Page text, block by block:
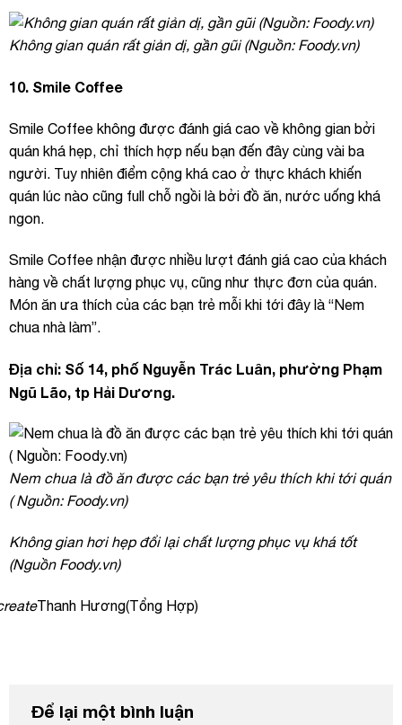
Không gian quán rất giản dị, gần gũi (Nguồn: Foody.vn)
10. Smile Coffee
Smile Coffee không được đánh giá cao về không gian bởi
quán khá hẹp, chỉ thích hợp nếu bạn đến đây cùng vài ba
người. Tuy nhiên điểm cộng khá cao ở thực khách khiến
quán lúc nào cũng full chỗ ngồi là bởi đồ ăn, nước uống khá
ngon.
Smile Coffee nhận được nhiều lượt đánh giá cao của khách
hàng về chất lượng phục vụ, cũng như thực đơn của quán.
Món ăn ưa thích của các bạn trẻ mỗi khi tới đây là “Nem
chua nhà làm”.
Địa chỉ: Số 14, phố Nguyễn Trác Luân, phường Phạm
Ngũ Lão, tp Hải Dương.
Nem chua là đồ ăn được các bạn trẻ yêu thích khi tới quán
( Nguồn: Foody.vn)
Không gian hơi hẹp đổi lại chất lượng phục vụ khá tốt
(Nguồn Foody.vn)
Thanh Hương(Tổng Hợp)
Để lại một bình luận